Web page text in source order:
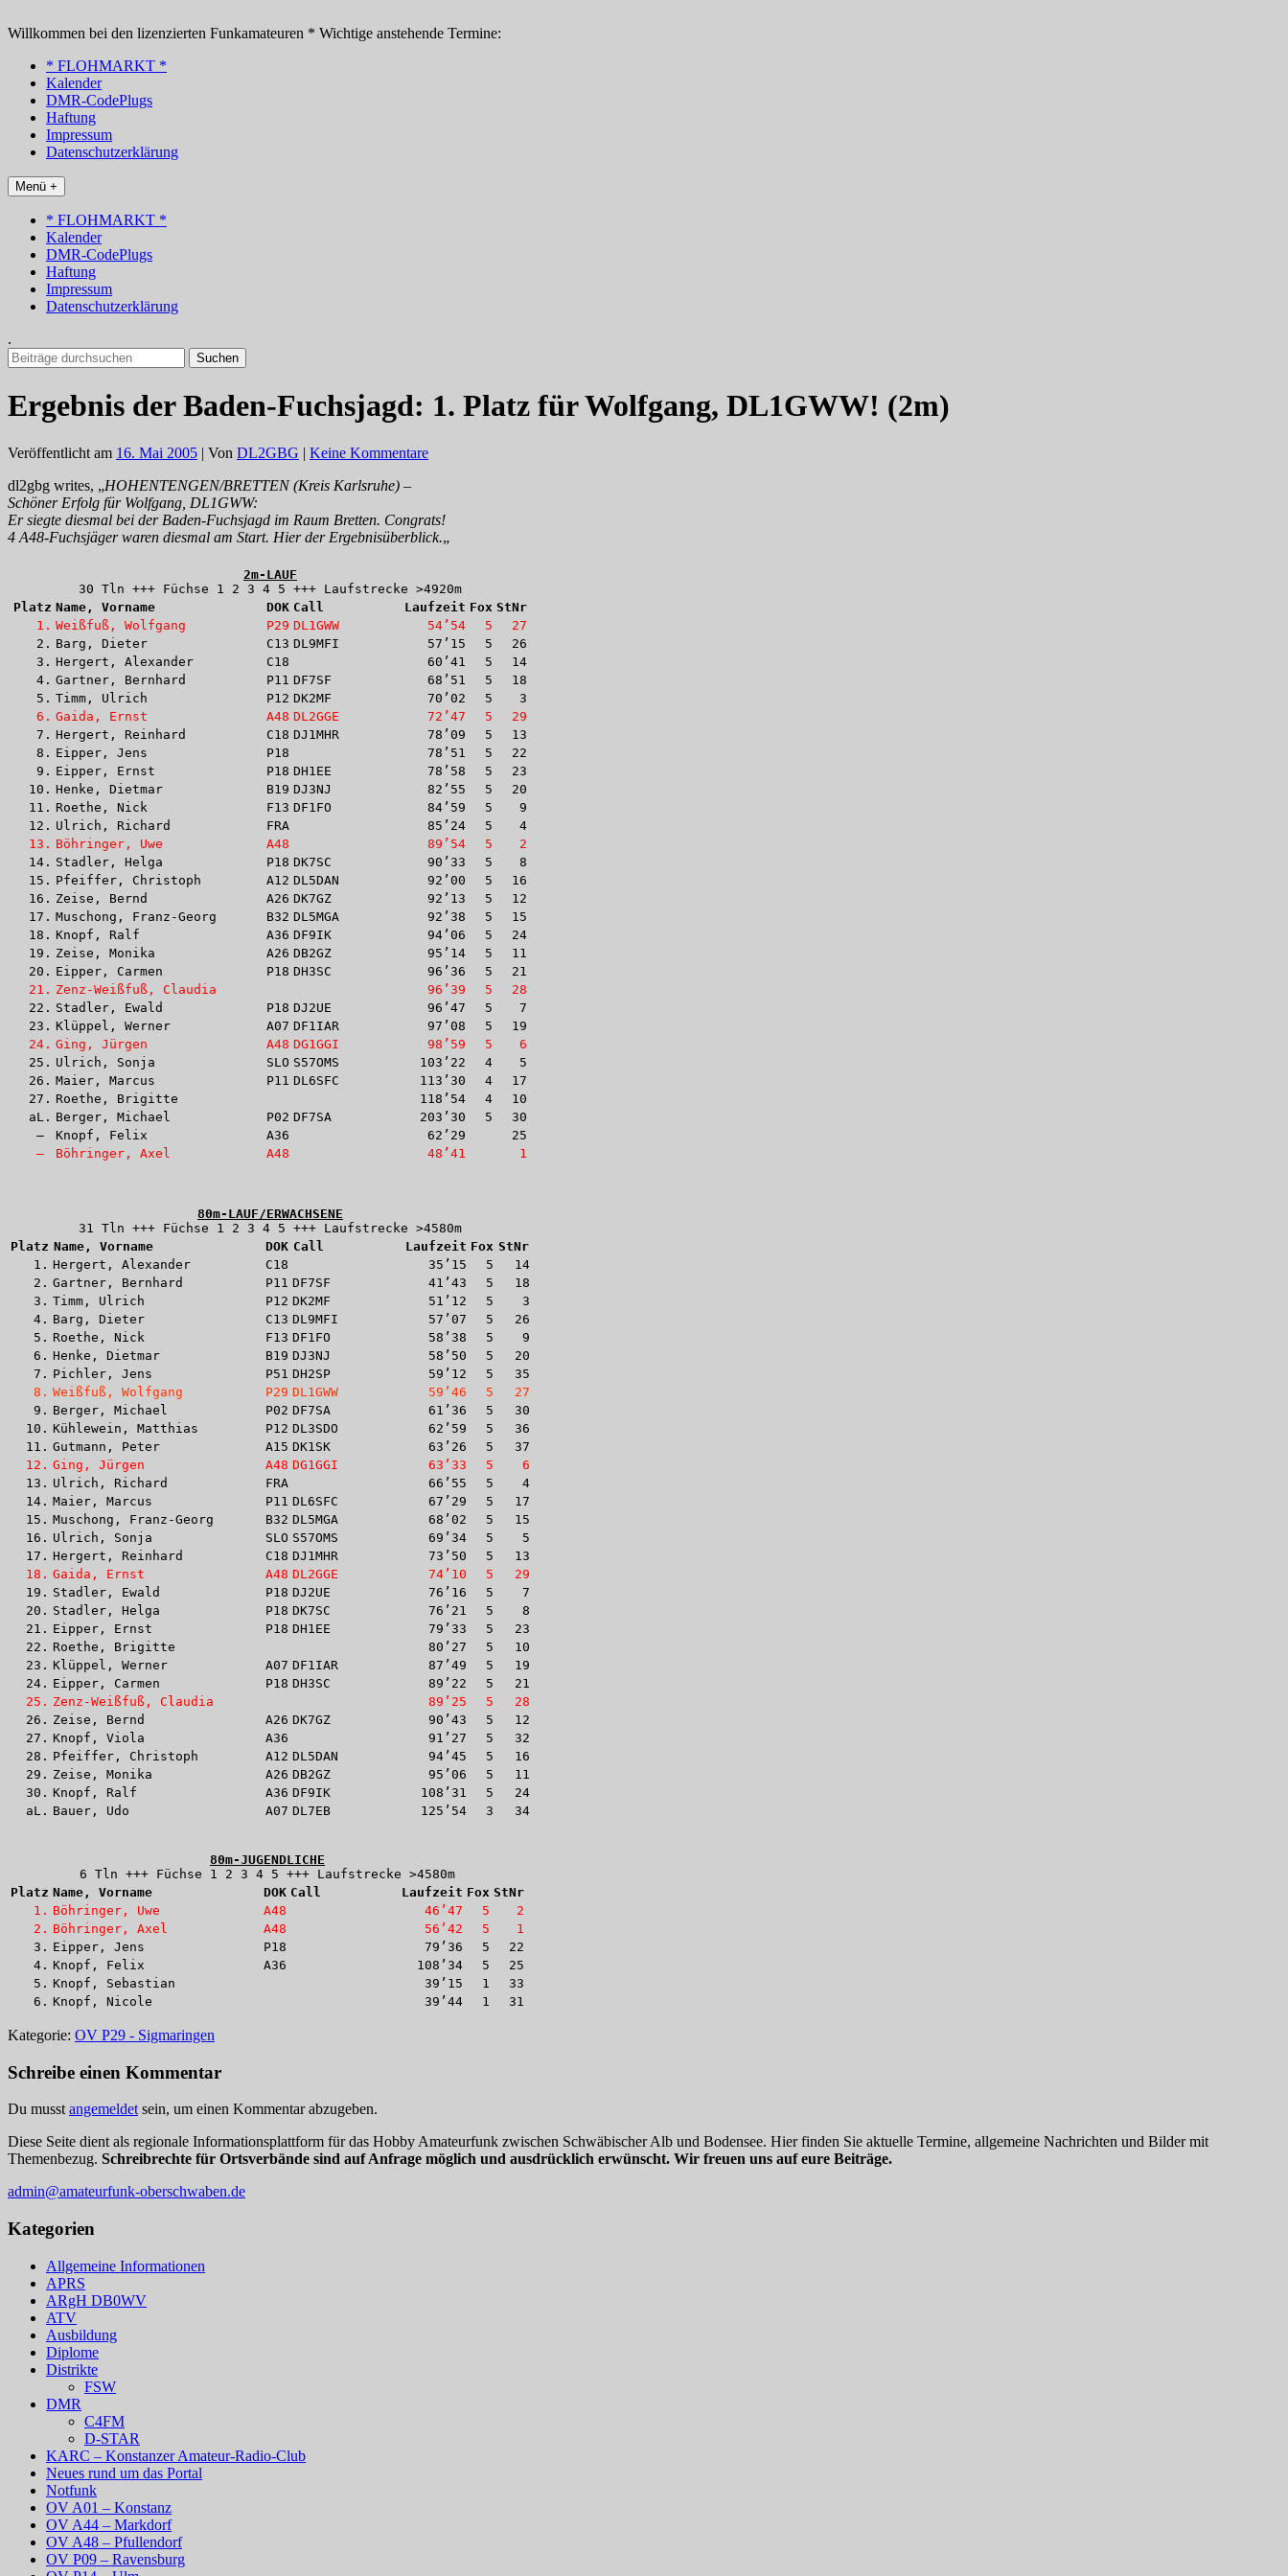
Inhalt
Willkommen bei den lizenzierten Funkamateuren * Wichtige anstehende Termine:
* FLOHMARKT *
Kalender
DMR-CodePlugs
Haftung
Impressum
Datenschutzerklärung
Menü +
* FLOHMARKT *
Kalender
DMR-CodePlugs
Haftung
Impressum
Datenschutzerklärung
.
Suchen
nach:
Ergebnis der Baden-Fuchsjagd: 1. Platz für Wolfgang, DL1GWW! (2m)
Veröffentlicht am 16. Mai 2005 | Von DL2GBG | Keine Kommentare
dl2gbg writes, „HOHENTENGEN/BRETTEN (Kreis Karlsruhe) –
Schöner Erfolg für Wolfgang, DL1GWW:
Er siegte diesmal bei der Baden-Fuchsjagd im Raum Bretten. Congrats!
4 A48-Fuchsjäger waren diesmal am Start. Hier der Ergebnisüberblick.„
2m-LAUF
30 Tln +++ Füchse 1 2 3 4 5 +++ Laufstrecke >4920m
Platz Name, Vorname DOK Call Laufzeit Fox StNr
1. Weißfuß, Wolfgang P29 DL1GWW 54’54 5
27
2. Barg, Dieter C13 DL9MFI 57’15 5
26
3. Hergert, Alexander C18 60’41 5
14
4. Gartner, Bernhard P11 DF7SF 68’51 5
18
5. Timm, Ulrich P12 DK2MF 70’02 5
3
6. Gaida, Ernst A48 DL2GGE 72’47 5
29
7. Hergert, Reinhard C18 DJ1MHR 78’09 5
13
8. Eipper, Jens P18 78’51 5
22
9. Eipper, Ernst P18 DH1EE 78’58 5
23
10. Henke, Dietmar B19 DJ3NJ 82’55 5
20
11. Roethe, Nick F13 DF1FO 84’59 5
9
12. Ulrich, Richard FRA 85’24 5
4
13. Böhringer, Uwe A48 89’54 5
2
14. Stadler, Helga P18 DK7SC 90’33 5
8
15. Pfeiffer, Christoph A12 DL5DAN 92’00 5
16
16. Zeise, Bernd A26 DK7GZ 92’13 5
12
17. Muschong, Franz-Georg B32 DL5MGA 92’38 5
15
18. Knopf, Ralf A36 DF9IK 94’06 5
24
19. Zeise, Monika A26 DB2GZ 95’14 5
11
20. Eipper, Carmen P18 DH3SC 96’36 5
21
21. Zenz-Weißfuß, Claudia 96’39 5
28
22. Stadler, Ewald P18 DJ2UE 96’47 5
7
23. Klüppel, Werner A07 DF1IAR 97’08 5
19
24. Ging, Jürgen A48 DG1GGI 98’59 5
6
25. Ulrich, Sonja SLO S57OMS 103’22 4
5
26. Maier, Marcus P11 DL6SFC 113’30 4
17
27. Roethe, Brigitte 118’54 4
10
aL. Berger, Michael P02 DF7SA 203’30 5
30
–
Knopf, Felix A36 62’29
25
–
Böhringer, Axel A48 48’41 1
80m-LAUF/ERWACHSENE
31 Tln +++ Füchse 1 2 3 4 5 +++ Laufstrecke >4580m
Platz Name, Vorname DOK Call Laufzeit Fox StNr
1. Hergert, Alexander C18 35’15 5
14
2. Gartner, Bernhard P11 DF7SF 41’43 5
18
3. Timm, Ulrich P12 DK2MF 51’12 5
3
4. Barg, Dieter C13 DL9MFI 57’07 5
26
5. Roethe, Nick F13 DF1FO 58’38 5
9
6. Henke, Dietmar B19 DJ3NJ 58’50 5
20
7. Pichler, Jens P51 DH2SP 59’12 5
35
8. Weißfuß, Wolfgang P29 DL1GWW 59’46 5
27
9. Berger, Michael P02 DF7SA 61’36 5
30
10. Kühlewein, Matthias P12 DL3SDO 62’59 5
36
11. Gutmann, Peter A15 DK1SK 63’26 5
37
12. Ging, Jürgen A48 DG1GGI 63’33 5
6
13. Ulrich, Richard FRA 66’55 5
4
14. Maier, Marcus P11 DL6SFC 67’29 5
17
15. Muschong, Franz-Georg B32 DL5MGA 68’02 5
15
16. Ulrich, Sonja SLO S57OMS 69’34 5
5
17. Hergert, Reinhard C18 DJ1MHR 73’50 5
13
18. Gaida, Ernst A48 DL2GGE 74’10 5
29
19. Stadler, Ewald P18 DJ2UE 76’16 5
7
20. Stadler, Helga P18 DK7SC 76’21 5
8
21. Eipper, Ernst P18 DH1EE 79’33 5
23
22. Roethe, Brigitte 80’27 5
10
23. Klüppel, Werner A07 DF1IAR 87’49 5
19
24. Eipper, Carmen P18 DH3SC 89’22 5
21
25. Zenz-Weißfuß, Claudia 89’25 5
28
26. Zeise, Bernd A26 DK7GZ 90’43 5
12
27. Knopf, Viola A36 91’27 5
32
28. Pfeiffer, Christoph A12 DL5DAN 94’45 5
16
29. Zeise, Monika A26 DB2GZ 95’06 5
11
30. Knopf, Ralf A36 DF9IK 108’31 5
24
aL. Bauer, Udo A07 DL7EB 125’54 3 34
80m-JUGENDLICHE
6 Tln +++ Füchse 1 2 3 4 5 +++ Laufstrecke >4580m
Platz Name, Vorname DOK Call Laufzeit Fox StNr
1. Böhringer, Uwe A48 46’47 5
2
2. Böhringer, Axel A48 56’42 5
1
3. Eipper, Jens P18 79’36 5
22
4. Knopf, Felix A36 108’34 5
25
5. Knopf, Sebastian 39’15 1
33
6. Knopf, Nicole 39’44 1 31
Kategorie: OV P29 - Sigmaringen
Schreibe einen Kommentar
Du musst angemeldet sein, um einen Kommentar abzugeben.
Diese Seite dient als regionale Informationsplattform für das Hobby Amateurfunk zwischen Schwäbischer Alb und Bodensee. Hier finden Sie aktuelle Termine, allgemeine Nachrichten und Bilder mit
Themenbezug. Schreibrechte für Ortsverbände sind auf Anfrage möglich und ausdrücklich erwünscht. Wir freuen uns auf eure Beiträge.
admin@amateurfunk-oberschwaben.de
Kategorien
Allgemeine Informationen
APRS
ARgH DB0WV
ATV
Ausbildung
Diplome
Distrikte
FSW
DMR
C4FM
D-STAR
KARC – Konstanzer Amateur-Radio-Club
Neues rund um das Portal
Notfunk
OV A01 – Konstanz
OV A44 – Markdorf
OV A48 – Pfullendorf
OV P09 – Ravensburg